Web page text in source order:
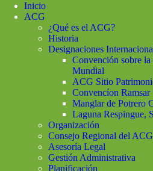
Inicio
ACG
¿Qué es el ACG?
Historia
Designaciones
Convención sobre
Mundial
ACG Sitio
Convencíon Ramsar
Manglar de Potrero
Laguna Respingue,
Organización
Consejo Regional del ACG
Asesoría Legal
Gestión Administrativa
Planificación